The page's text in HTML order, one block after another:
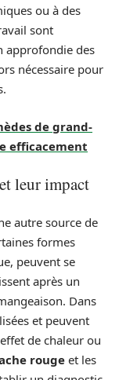
ou à des
sont
approfondie des
nécessaire pour
de grand-
efficacement
leur impact
autre source de
formes
peuvent se
après un
Dans
et peuvent
de chaleur ou
rouge et les